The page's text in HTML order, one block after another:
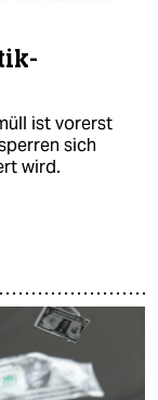
ist vorerst
sich
wird.